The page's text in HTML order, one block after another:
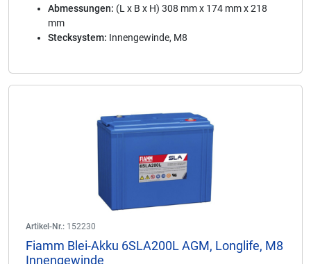
Abmessungen: (L x B x H) 308 mm x 174 mm x 218
mm
Stecksystem: Innengewinde, M8
Artikel-Nr.: 152230
Fiamm Blei-Akku 6SLA200L AGM, Longlife, M8
Innengewinde